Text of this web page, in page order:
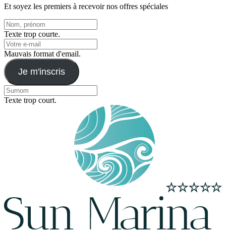
Et soyez les premiers à recevoir nos offres spéciales
Texte trop courte.
Mauvais format d'email.
Je m'inscris
Texte trop court.